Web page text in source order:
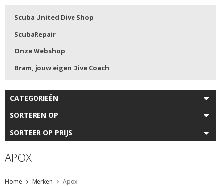
Scuba United Dive Shop
ScubaRepair
Onze Webshop
Bram, jouw eigen Dive Coach
CATEGORIEËN
SORTEREN OP
SORTEER OP PRIJS
APOX
Home Merken Apox